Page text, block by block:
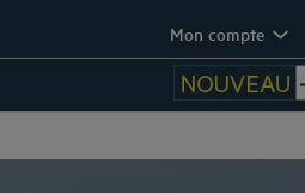
Mon compte